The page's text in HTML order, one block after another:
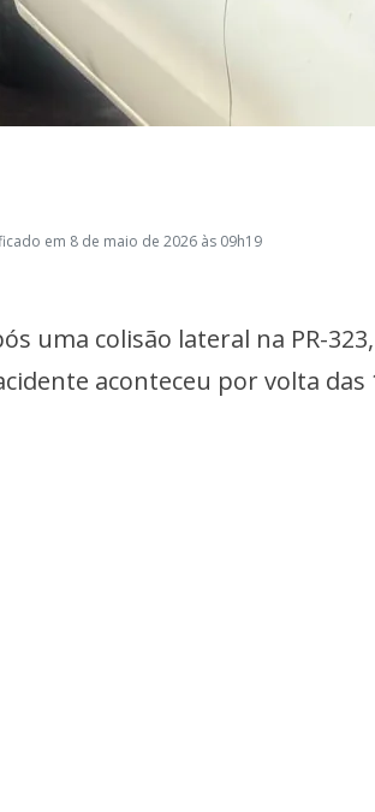
em 8 de maio de 2026 às 09h19
uma colisão lateral na PR-
aconteceu por volta das